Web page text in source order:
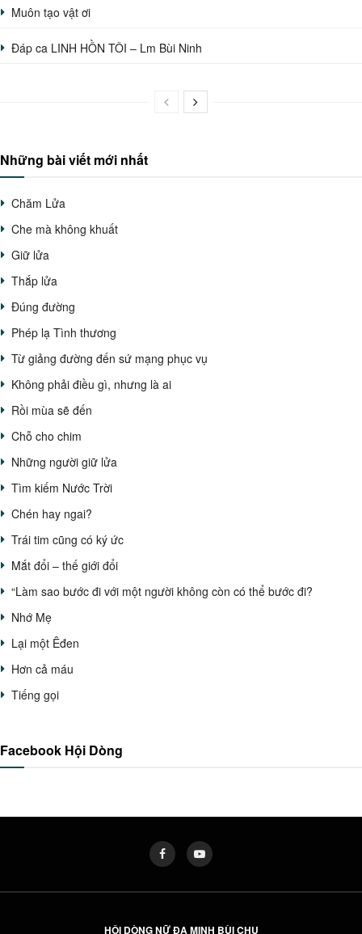
Muôn tạo vật ơi
Đáp ca LINH HỒN TÔI – Lm Bùi Ninh
Những bài viết mới nhất
Chăm Lửa
Che mà không khuất
Giữ lửa
Thắp lửa
Đúng đường
Phép lạ Tình thương
Từ giảng đường đến sứ mạng phục vụ
Không phải điều gì, nhưng là ai
Rồi mùa sẽ đến
Chỗ cho chim
Những người giữ lửa
Tìm kiếm Nước Trời
Chén hay ngai?
Trái tim cũng có ký ức
Mắt đổi – thế giới đổi
“Làm sao bước đi với một người không còn có thể bước đi?
Nhớ Mẹ
Lại một Êđen
Hơn cả máu
Tiếng gọi
Facebook Hội Dòng
HỘI DÒNG NỮ ĐA MINH BÙI CHU